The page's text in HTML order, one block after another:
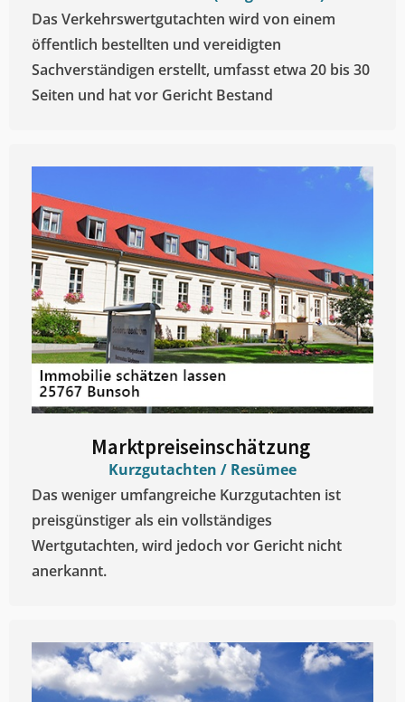
Das Verkehrswertgutachten wird von einem
öffentlich bestellten und vereidigten
Sachverständigen erstellt, umfasst etwa 20 bis 30
Seiten und hat vor Gericht Bestand
Marktpreiseinschätzung ​
Kurzgutachten / Resümee
Das weniger umfangreiche Kurzgutachten ist
preisgünstiger als ein vollständiges
Wertgutachten, wird jedoch vor Gericht nicht
anerkannt.